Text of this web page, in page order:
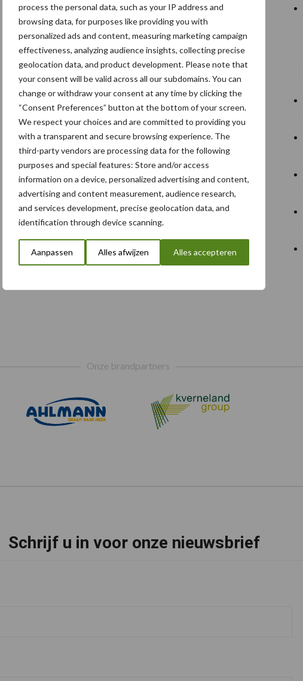
process the personal data, such as your IP address and
browsing data, for purposes like providing you with
personalized ads and content, measuring marketing campaign
effectiveness, analyzing audience insights, collecting precise
geolocation data, and product development. Please note that
your consent will be valid across all our subdomains. You can
change or withdraw your consent at any time by clicking the
“Consent Preferences” button at the bottom of your screen.
We respect your choices and are committed to providing you
with a transparent and secure browsing experience. The
third-party vendors are processing data for the following
purposes and special features: Store and/or access
information on a device, personalized advertising and content,
advertising and content measurement, audience research,
and services development, precise geolocation data, and
identification through device scanning.
Aanpassen Alles afwijzen Alles accepteren
Onze brandpartners
Schrijf u in voor onze nieuwsbrief